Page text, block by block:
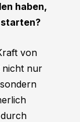
haben,
starten?
von
nicht nur